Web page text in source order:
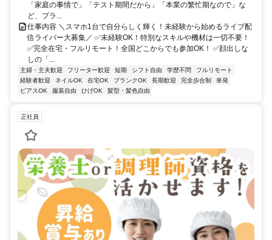
「家庭の事情で」「テスト期間だから」「本業の繁忙期なので」な
ど、プラ...
仕事内容 ＼スマホ1台で自分らしく輝く！未経験から始めるライブ配
信ライバー大募集／ ✅未経験OK！特別なスキルや機材は一切不要！
✅完全在宅・フルリモート！全国どこからでも参加OK！ ✅顔出しな
しの「...
主婦・主夫歓迎 フリーター歓迎 短期 シフト自由 学歴不問
フルリモート
経験者歓迎
ネイルOK 在宅OK ブランクOK 長期歓迎 完全歩合制
単発
ピアスOK
服装自由 ひげOK 髪型・髪色自由
正社員